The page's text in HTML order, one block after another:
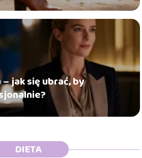
jak się ubrać, by
DIETA